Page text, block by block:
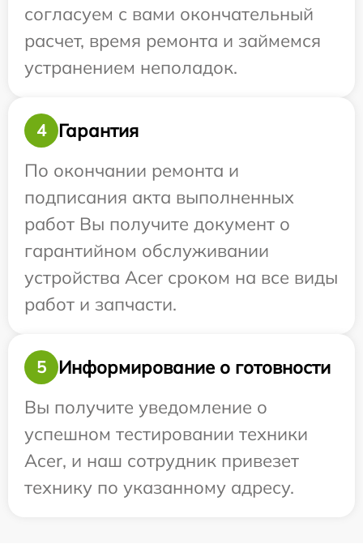
согласуем с вами окончательный
расчет, время ремонта и займемся
устранением неполадок.
4
Гарантия
По окончании ремонта и
подписания акта выполненных
работ Вы получите документ о
гарантийном обслуживании
устройства Acer сроком на все виды
работ и запчасти.
5
Информирование о готовности
Вы получите уведомление о
успешном тестировании техники
Acer, и наш сотрудник привезет
технику по указанному адресу.